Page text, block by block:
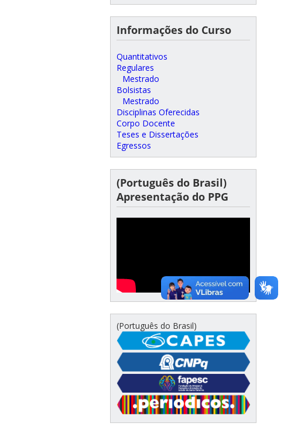
Informações do Curso
Quantitativos
Regulares
Mestrado
Bolsistas
Mestrado
Disciplinas Oferecidas
Corpo Docente
Teses e Dissertações
Egressos
(Português do Brasil)
Apresentação do PPG
(Português do Brasil)